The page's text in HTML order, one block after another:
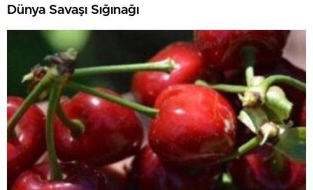
Dünya Savaşı Sığınağı